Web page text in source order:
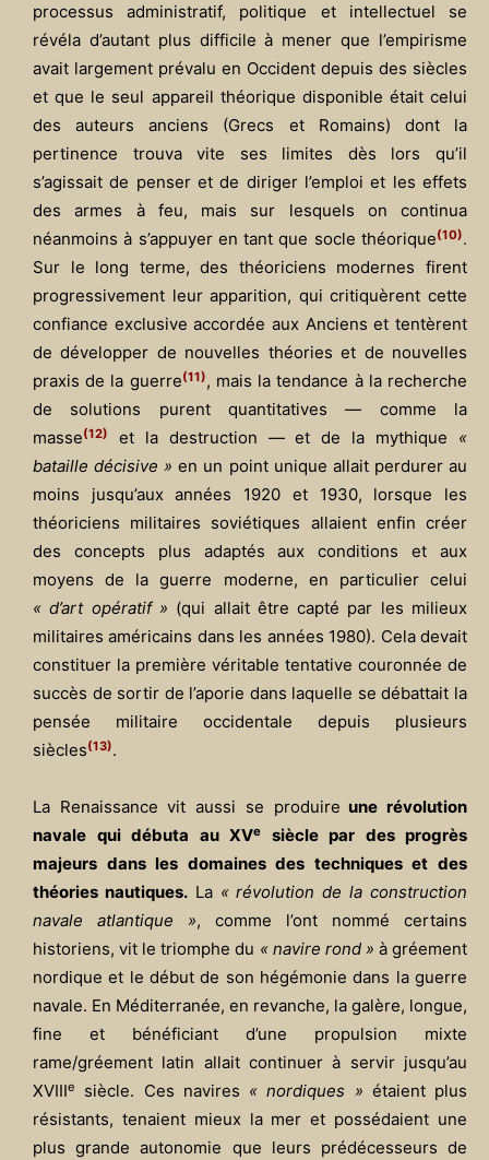
processus administratif, politique et intellectuel se
révéla d’autant plus difficile à mener que l’empirisme
avait largement prévalu en Occident depuis des siècles
et que le seul appareil théorique disponible était celui
des auteurs anciens (Grecs et Romains) dont la
pertinence trouva vite ses limites dès lors qu’il
s’agissait de penser et de diriger l’emploi et les effets
des armes à feu, mais sur lesquels on continua
néanmoins à s’appuyer en tant que socle théorique(10).
Sur le long terme, des théoriciens modernes firent
progressivement leur apparition, qui critiquèrent cette
confiance exclusive accordée aux Anciens et tentèrent
de développer de nouvelles théories et de nouvelles
praxis de la guerre(11), mais la tendance à la recherche
de solutions purent quantitatives — comme la
masse(12) et la destruction — et de la mythique «
bataille décisive » en un point unique allait perdurer au
moins jusqu’aux années 1920 et 1930, lorsque les
théoriciens militaires soviétiques allaient enfin créer
des concepts plus adaptés aux conditions et aux
moyens de la guerre moderne, en particulier celui
« d’art opératif » (qui allait être capté par les milieux
militaires américains dans les années 1980). Cela devait
constituer la première véritable tentative couronnée de
succès de sortir de l’aporie dans laquelle se débattait la
pensée militaire occidentale depuis plusieurs
siècles(13).
La Renaissance vit aussi se produire une révolution
navale qui débuta au XVe
siècle par des progrès
majeurs dans les domaines des techniques et des
théories nautiques.La « révolution de la construction
navale atlantique », comme l’ont nommé certains
historiens, vit le triomphe du « navire rond » à gréement
nordique et le début de son hégémonie dans la guerre
navale. En Méditerranée, en revanche, la galère, longue,
fine et bénéficiant d’une propulsion mixte
rame/gréement latin allait continuer à servir jusqu’au
XVIIIe siècle. Ces navires « nordiques » étaient plus
résistants, tenaient mieux la mer et possédaient une
plus grande autonomie que leurs prédécesseurs de